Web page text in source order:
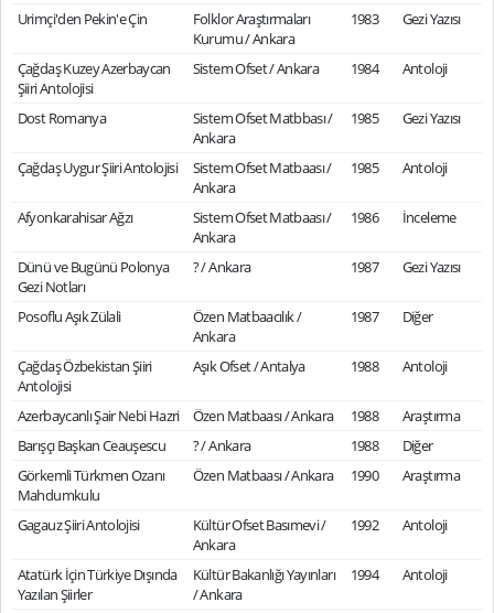
Urimçi'den Pekin'e Çin
Folklor Araştırmaları
Kurumu / Ankara
1983 Gezi Yazısı
Çağdaş Kuzey Azerbaycan
Şiiri Antolojisi
Sistem Ofset / Ankara 1984 Antoloji
Dost Romanya
Sistem Ofset Matbbası /
Ankara
1985 Gezi Yazısı
Çağdaş Uygur Şiiri Antolojisi
Sistem Ofset Matbaası /
Ankara
1985 Antoloji
Afyonkarahisar Ağzı
Sistem Ofset Matbaası /
Ankara
1986 İnceleme
Dünü ve Bugünü Polonya
Gezi Notları
? / Ankara 1987 Gezi Yazısı
Posoflu Aşık Zülali
Özen Matbaacılık /
Ankara
1987 Diğer
Çağdaş Özbekistan Şiiri
Antolojisi
Aşık Ofset / Antalya 1988 Antoloji
Azerbaycanlı Şair Nebi Hazri Özen Matbaası / Ankara 1988
Araştırma
Barışçı Başkan Ceauşescu
? / Ankara 1988
Diğer
Görkemli Türkmen Ozanı
Mahdumkulu
Özen Matbaası / Ankara 1990 Araştırma
Gagauz Şiiri Antolojisi
Kültür Ofset Basımevi /
Ankara
1992 Antoloji
Atatürk İçin Türkiye Dışında
Yazılan Şiirler
Kültür Bakanlığı Yayınları
/ Ankara
1994 Antoloji